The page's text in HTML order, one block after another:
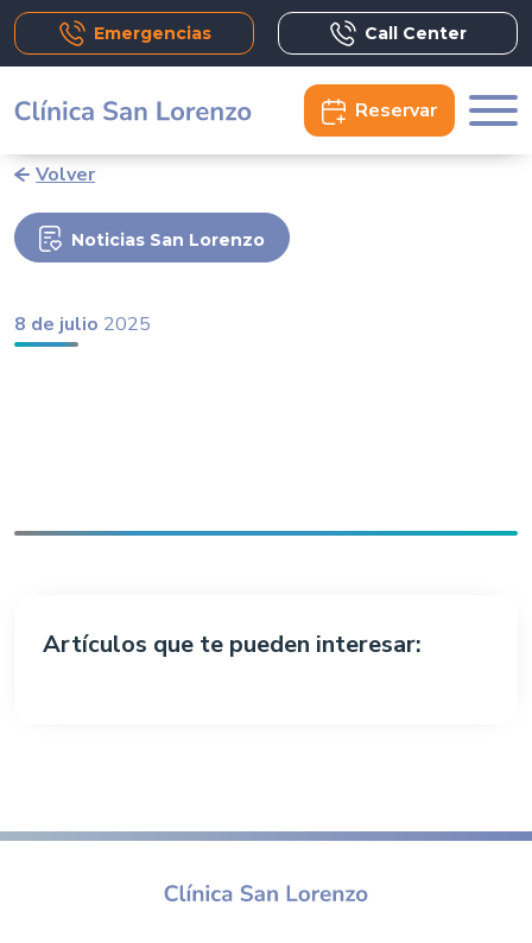
Emergencias Call Center
Reservar
Volver
Noticias San Lorenzo
8 de julio 2025
Artículos que te pueden interesar: